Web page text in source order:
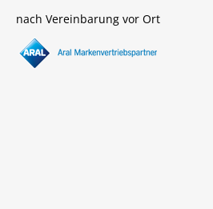
nach Vereinbarung vor Ort